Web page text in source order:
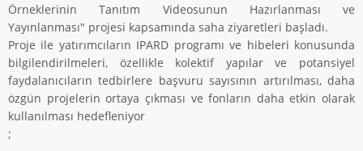
Örneklerinin Tanıtım Videosunun Hazırlanması ve
Yayınlanması" projesi kapsamında saha ziyaretleri başladı.
Proje ile yatırımcıların IPARD programı ve hibeleri konusunda
bilgilendirilmeleri, özellikle kolektif yapılar ve potansiyel
faydalanıcıların tedbirlere başvuru sayısının artırılması, daha
özgün projelerin ortaya çıkması ve fonların daha etkin olarak
kullanılması hedefleniyor
;